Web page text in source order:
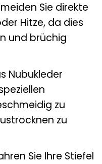
Sie direkte
Hitze, da dies
und brüchig
Nubukleder
zu
zu
Sie Ihre Stiefel